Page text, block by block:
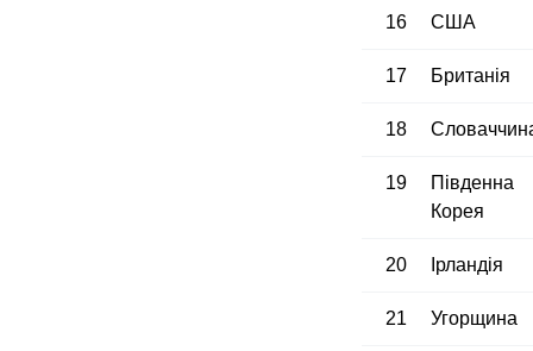
16 США
17 Британія
18
19
Південна
Корея
20 Ірландія
21 Угорщина